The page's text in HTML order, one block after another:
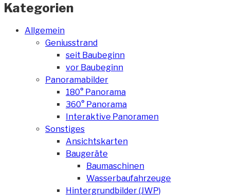
Kategorien
Allgemein
Geniusstrand
seit Baubeginn
vor Baubeginn
Panoramabilder
180° Panorama
360° Panorama
Interaktive Panoramen
Sonstiges
Ansichtskarten
Baugeräte
Baumaschinen
Wasserbaufahrzeuge
Hintergrundbilder (JWP)